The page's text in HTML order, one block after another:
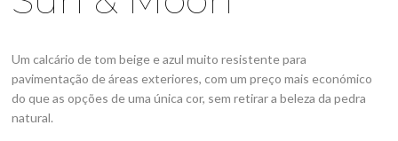
Um calcário de tom beige e azul muito resistente para
pavimentação de áreas exteriores, com um preço mais económico
do que as opções de uma única cor, sem retirar a beleza da pedra
natural.